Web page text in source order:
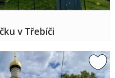
v Třebíči